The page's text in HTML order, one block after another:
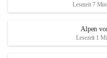
Lesezeit 7
Alpen
Lesezeit 1